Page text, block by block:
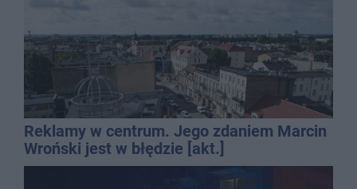
Reklamy w centrum. Jego zdaniem Marcin
Wroński jest w błędzie [akt.]